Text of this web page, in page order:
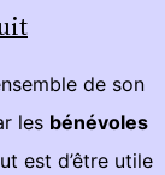
de son
les bénévoles
est d’être utile